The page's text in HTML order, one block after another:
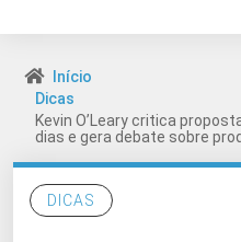
Início
Dicas
Kevin O’Leary critica
dias e gera debate sobre
DICAS